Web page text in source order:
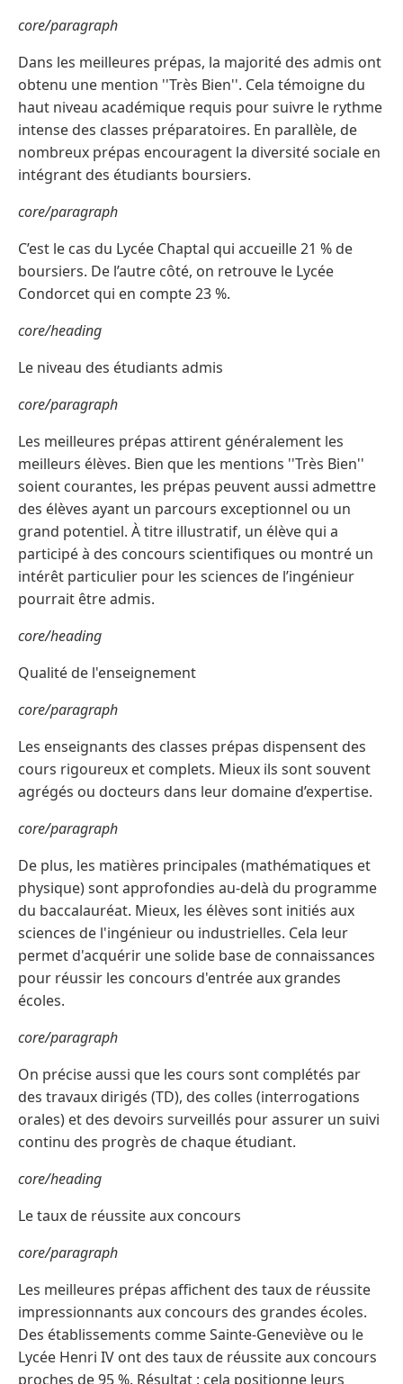
core/paragraph
Dans les meilleures prépas, la majorité des admis ont
obtenu une mention ''Très Bien''. Cela témoigne du
haut niveau académique requis pour suivre le rythme
intense des classes préparatoires. En parallèle, de
nombreux prépas encouragent la diversité sociale en
intégrant des étudiants boursiers.
core/paragraph
C’est le cas du Lycée Chaptal qui accueille 21 % de
boursiers. De l’autre côté, on retrouve le Lycée
Condorcet qui en compte 23 %.
core/heading
Le niveau des étudiants admis
core/paragraph
Les meilleures prépas attirent généralement les
meilleurs élèves. Bien que les mentions ''Très Bien''
soient courantes, les prépas peuvent aussi admettre
des élèves ayant un parcours exceptionnel ou un
grand potentiel. À titre illustratif, un élève qui a
participé à des concours scientifiques ou montré un
intérêt particulier pour les sciences de l’ingénieur
pourrait être admis.
core/heading
Qualité de l'enseignement
core/paragraph
Les enseignants des classes prépas dispensent des
cours rigoureux et complets. Mieux ils sont souvent
agrégés ou docteurs dans leur domaine d’expertise.
core/paragraph
De plus, les matières principales (mathématiques et
physique) sont approfondies au-delà du programme
du baccalauréat. Mieux, les élèves sont initiés aux
sciences de l'ingénieur ou industrielles. Cela leur
permet d'acquérir une solide base de connaissances
pour réussir les concours d'entrée aux grandes
écoles.
core/paragraph
On précise aussi que les cours sont complétés par
des travaux dirigés (TD), des colles (interrogations
orales) et des devoirs surveillés pour assurer un suivi
continu des progrès de chaque étudiant.
core/heading
Le taux de réussite aux concours
core/paragraph
Les meilleures prépas affichent des taux de réussite
impressionnants aux concours des grandes écoles.
Des établissements comme Sainte-Geneviève ou le
Lycée Henri IV ont des taux de réussite aux concours
proches de 95 %. Résultat : cela positionne leurs